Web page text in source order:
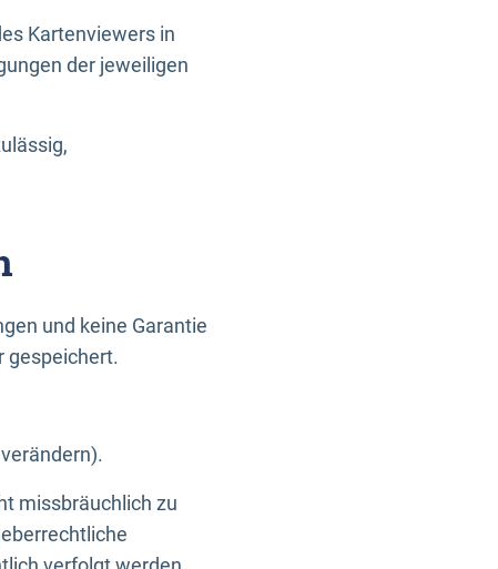
Kartenviewers in
der jeweiligen
und keine Garantie
gespeichert.
missbräuchlich zu